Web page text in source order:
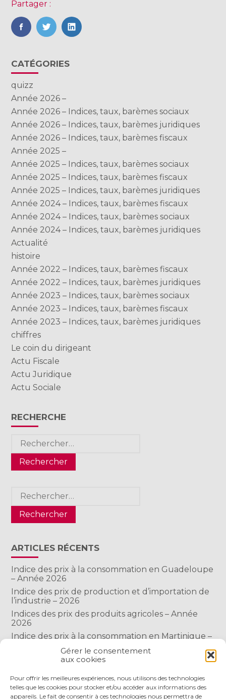
Gérer le consentement
aux cookies
Pour offrir les meilleures expériences, nous utilisons des technologies
telles que les cookies pour stocker et/ou accéder aux informations des
appareils. Le fait de consentir à ces technologies nous permettra de
Partager :
FaceBook
TwitterLinkedIn
Blog
sidebar
CATÉGORIES
quizz
Année 2026 –
Année 2026 – Indices, taux, barèmes sociaux
Année 2026 – Indices, taux, barèmes juridiques
Année 2026 – Indices, taux, barèmes fiscaux
Année 2025 –
Année 2025 – Indices, taux, barèmes sociaux
Année 2025 – Indices, taux, barèmes fiscaux
Année 2025 – Indices, taux, barèmes juridiques
Année 2024 – Indices, taux, barèmes fiscaux
Année 2024 – Indices, taux, barèmes sociaux
Année 2024 – Indices, taux, barèmes juridiques
Actualité
histoire
Année 2022 – Indices, taux, barèmes fiscaux
Année 2022 – Indices, taux, barèmes juridiques
Année 2023 – Indices, taux, barèmes sociaux
Année 2023 – Indices, taux, barèmes fiscaux
Année 2023 – Indices, taux, barèmes juridiques
chiffres
Le coin du dirigeant
Actu Fiscale
Actu Juridique
Actu Sociale
RECHERCHE
Rechercher :
Rechercher :
ARTICLES RÉCENTS
Indice des prix à la consommation en Guadeloupe
– Année 2026
Indice des prix de production et d’importation de
l’industrie – 2026
Indices des prix des produits agricoles – Année
2026
Indice des prix à la consommation en Martinique –
Indice des prix à la consommation à Mayotte –